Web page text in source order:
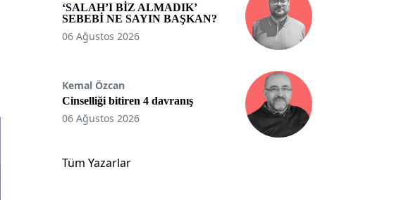
‘SALAH’I BİZ ALMADIK’
SEBEBİ NE SAYIN BAŞKAN?
06 Ağustos 2026
Kemal Özcan
Cinselliği bitiren 4 davranış
06 Ağustos 2026
Tüm Yazarlar